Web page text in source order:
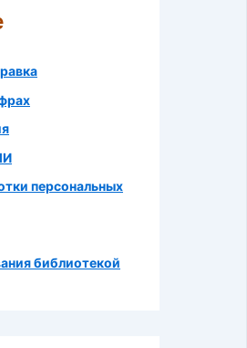
персональных
библиотекой